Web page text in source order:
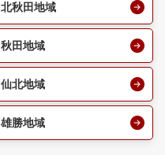
北秋田地域
秋田地域
仙北地域
雄勝地域